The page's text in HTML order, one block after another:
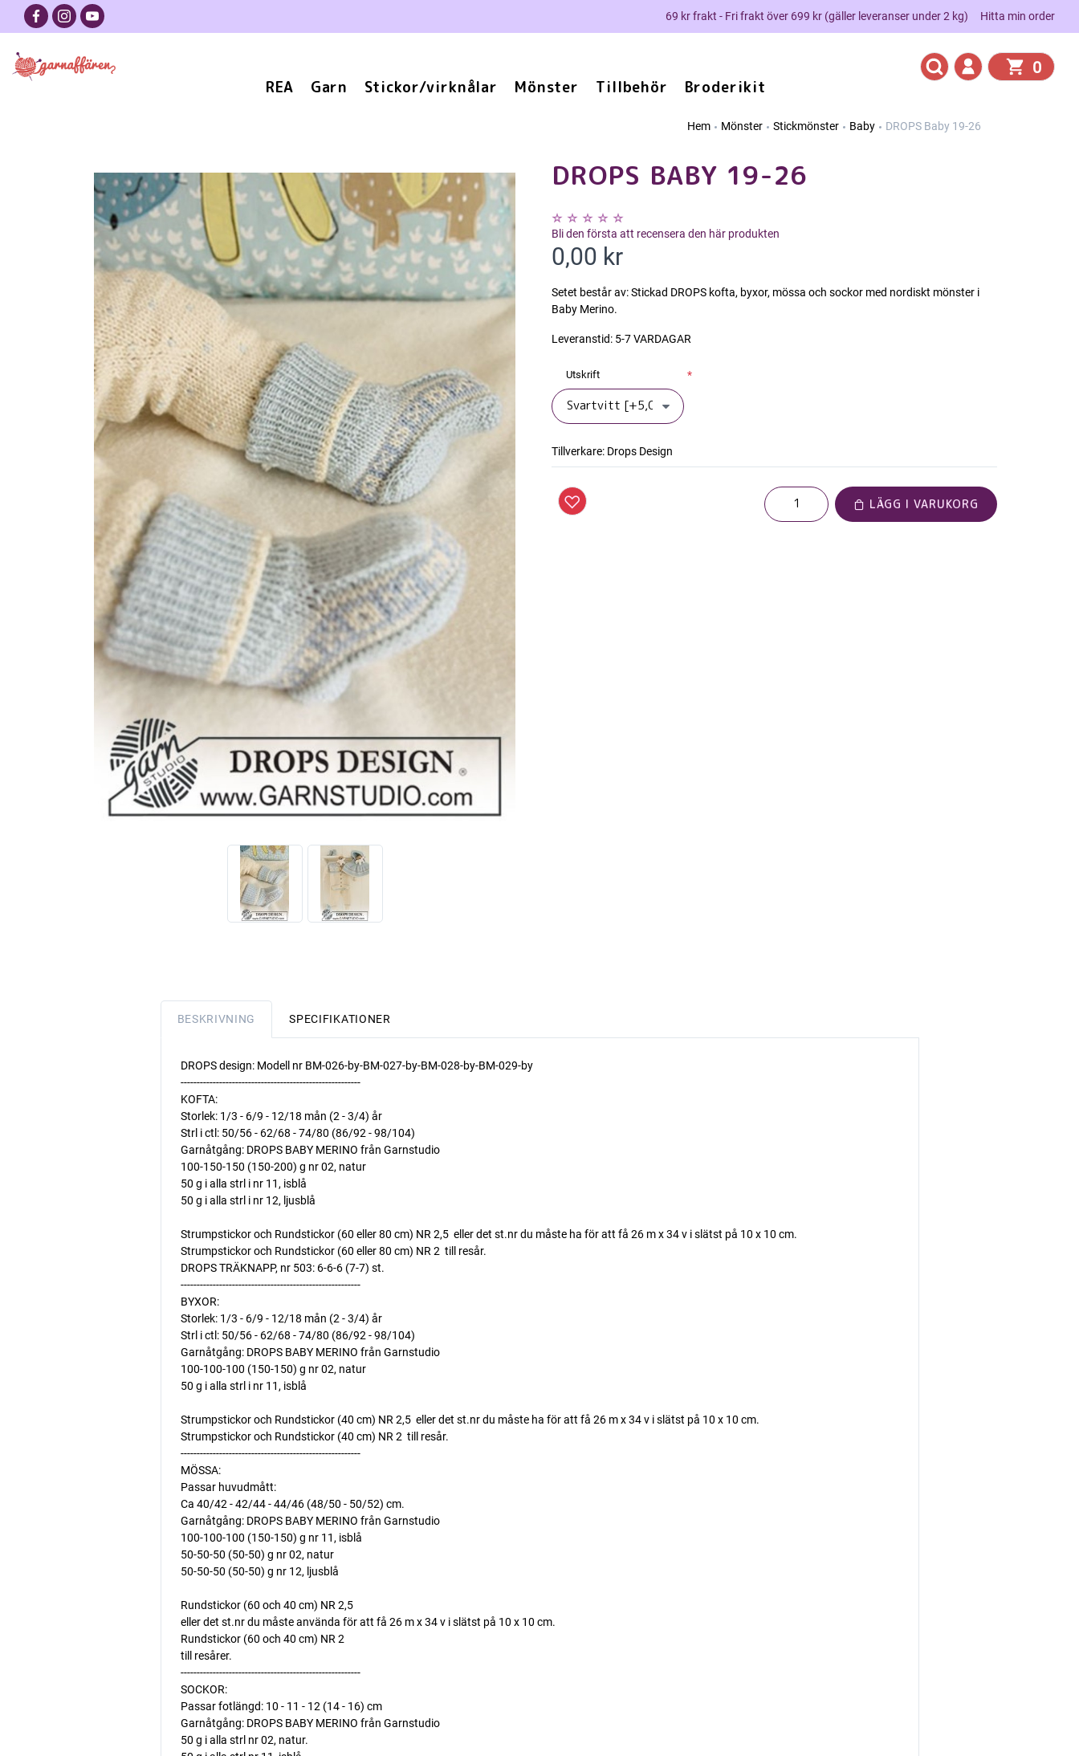
69 kr frakt - Fri frakt över 699 kr (gäller leveranser under 2 kg) Hitta min order
REA Garn Stickor/virknålar Mönster Tillbehör Broderikit
0
Hem Mönster Stickmönster Baby DROPS Baby 19-26
DROPS BABY 19-26
Bli den första att recensera den här produkten
0,00 kr
Setet består av: Stickad DROPS kofta, byxor, mössa och sockor med nordiskt mönster i
Baby Merino.
Leveranstid: 5-7 VARDAGAR
Utskrift *
Tillverkare: Drops Design
LÄGG I VARUKORG
BESKRIVNING SPECIFIKATIONER
DROPS design: Modell nr BM-026-by-BM-027-by-BM-028-by-BM-029-by
--------------------------------------------------------
KOFTA:
Storlek: 1/3 - 6/9 - 12/18 mån (2 - 3/4) år
Strl i ctl: 50/56 - 62/68 - 74/80 (86/92 - 98/104)
Garnåtgång: DROPS BABY MERINO från Garnstudio
100-150-150 (150-200) g nr 02, natur
50 g i alla strl i nr 11, isblå
50 g i alla strl i nr 12, ljusblå
Strumpstickor och Rundstickor (60 eller 80 cm) NR 2,5  eller det st.nr du måste ha för att få 26 m x 34 v i slätst på 10 x 10 cm.
Strumpstickor och Rundstickor (60 eller 80 cm) NR 2  till resår.
DROPS TRÄKNAPP, nr 503: 6-6-6 (7-7) st.
--------------------------------------------------------
BYXOR:
Storlek: 1/3 - 6/9 - 12/18 mån (2 - 3/4) år
Strl i ctl: 50/56 - 62/68 - 74/80 (86/92 - 98/104)
Garnåtgång: DROPS BABY MERINO från Garnstudio
100-100-100 (150-150) g nr 02, natur
50 g i alla strl i nr 11, isblå
Strumpstickor och Rundstickor (40 cm) NR 2,5  eller det st.nr du måste ha för att få 26 m x 34 v i slätst på 10 x 10 cm.
Strumpstickor och Rundstickor (40 cm) NR 2  till resår.
--------------------------------------------------------
MÖSSA:
Passar huvudmått:
Ca 40/42 - 42/44 - 44/46 (48/50 - 50/52) cm.
Garnåtgång: DROPS BABY MERINO från Garnstudio
100-100-100 (150-150) g nr 11, isblå
50-50-50 (50-50) g nr 02, natur
50-50-50 (50-50) g nr 12, ljusblå
Rundstickor (60 och 40 cm) NR 2,5 
eller det st.nr du måste använda för att få 26 m x 34 v i slätst på 10 x 10 cm.
Rundstickor (60 och 40 cm) NR 2 
till resårer.
--------------------------------------------------------
SOCKOR:
Passar fotlängd: 10 - 11 - 12 (14 - 16) cm
Garnåtgång: DROPS BABY MERINO från Garnstudio
50 g i alla strl nr 02, natur.